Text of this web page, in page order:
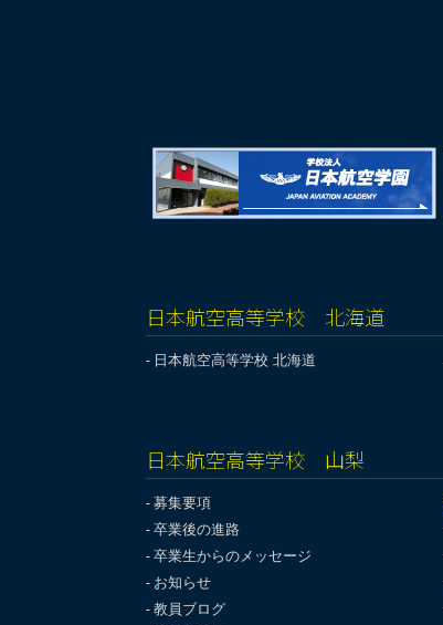
日本航空高等学校 北海道
日本航空高等学校 北海道
日本航空高等学校 山梨
募集要項
卒業後の進路
卒業生からのメッセージ
お知らせ
教員ブログ